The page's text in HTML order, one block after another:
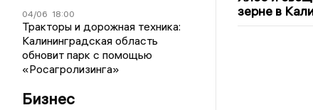
04/06 18:00
Тракторы и дорожная техника:
Калининградская область
обновит парк с помощью
«Росагролизинга»
Бизнес
зерне в